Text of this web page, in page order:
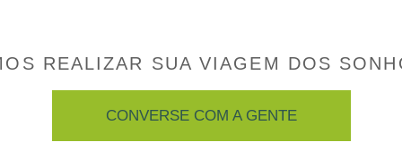
REALIZAR SUA VIAGEM DOS
CONVERSE COM A GENTE